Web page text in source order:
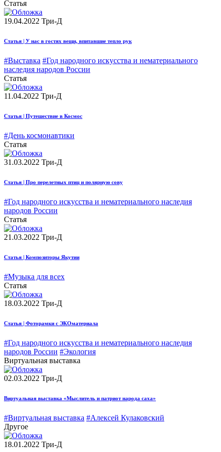
Статья
19.04.2022 Три-Д
Статья | У нас в гостях вещи, впитавшие тепло рук
#Выставка #Год народного искусства и нематериального
наследия народов России
Статья
11.04.2022 Три-Д
Статья | Путешествие в Космос
#День космонавтики
Статья
31.03.2022 Три-Д
Статья | Про перелетных птиц и полярную сову
#Год народного искусства и нематериального наследия
народов России
Статья
21.03.2022 Три-Д
Статья | Композиторы Якутии
#Музыка для всех
Статья
18.03.2022 Три-Д
Статья | Фоторамки с ЭКОматериала
#Год народного искусства и нематериального наследия
народов России #Экология
Виртуальная выставка
02.03.2022 Три-Д
Виртуальная выставка «Мыслитель и патриот народа саха»
#Виртуальная выставка #Алексей Кулаковский
Другое
18.01.2022 Три-Д